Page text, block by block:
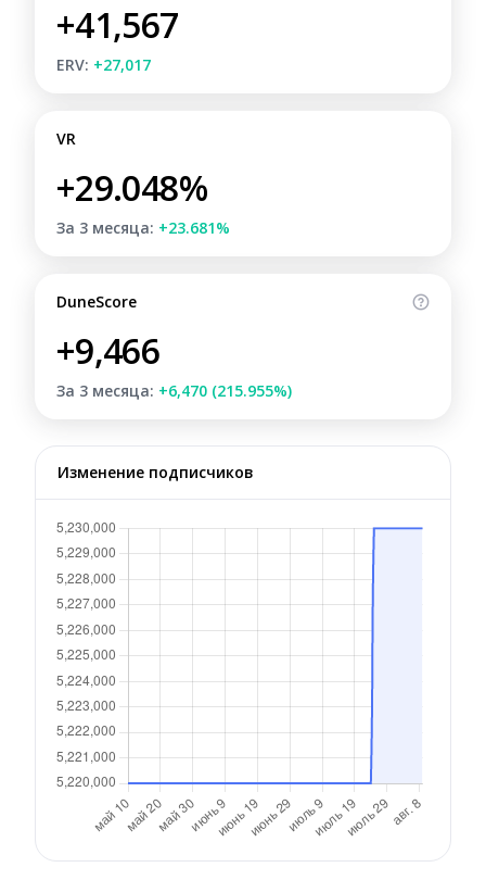
+41,567
ERV: +27,017
VR
+29.048%
За 3 месяца: +23.681%
DuneScore
+9,466
За 3 месяца: +6,470 (215.955%)
Изменение подписчиков